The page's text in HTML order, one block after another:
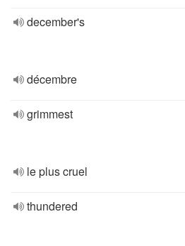
december's
décembre
grimmest
le plus cruel
thundered